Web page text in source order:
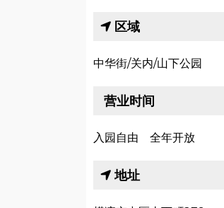
区域
中华街/关内/山下公园
营业时间
入园自由 全年开放
地址